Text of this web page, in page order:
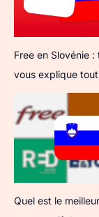
Free en Slovénie
vous explique tout
Quel est le